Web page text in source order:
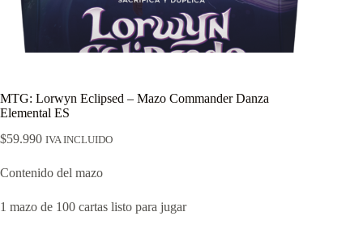
MTG: Lorwyn Eclipsed – Mazo Commander Danza
Elemental ES
$59.990 IVA INCLUIDO
Contenido del mazo
1 mazo de 100 cartas listo para jugar